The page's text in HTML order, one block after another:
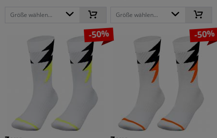
Größe wählen... Größe wählen...
-50% -50%